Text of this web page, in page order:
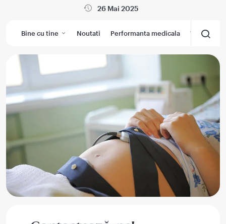
26 Mai 2025
Bine cu tine Noutati Performanta medicala